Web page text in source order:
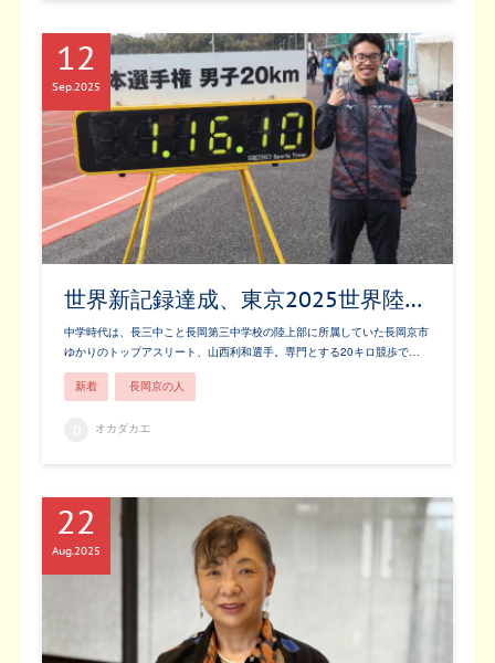
世界新記録達成、東京2025世界陸…
中学時代は、長三中こと長岡第三中学校の陸上部に所属していた長岡京市
ゆかりのトップアスリート、山西利和選手。専門とする20キロ競歩で…
12
Sep2025
新着 長岡京の人
オカダカエ
22
Aug2025